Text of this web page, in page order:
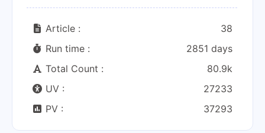
Article :
38
Run time :
2851 days
Total Count :
80.9k
UV :
27233
PV :
37293